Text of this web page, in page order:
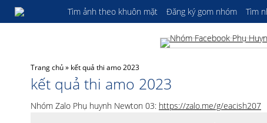
Tìm ảnh theo khuôn mặt Đăng ký gom nhóm Tìm
Trang chủ» kết quả thi amo 2023
kết quả thi amo 2023
Nhóm Zalo Phụ huynh Newton 03: https://zalo.me/g/eacish207